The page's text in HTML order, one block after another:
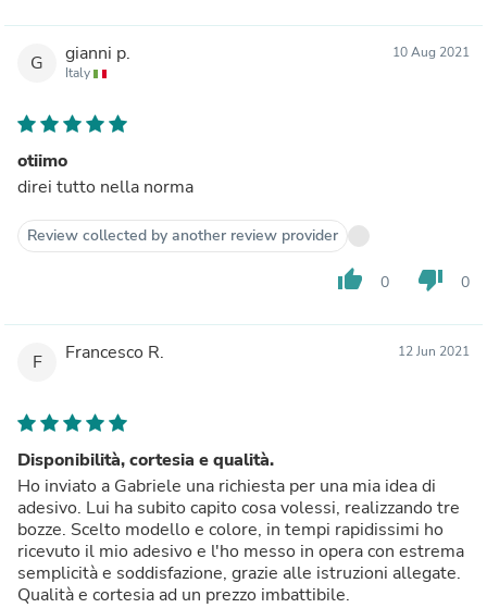
G gianni p.
Italy
10 Aug 2021
otiimo
direi tutto nella norma
Review collected by another review provider
thumb_up 0 thumb_down 0
F Francesco R. 12 Jun 2021
Disponibilità, cortesia e qualità.
Ho inviato a Gabriele una richiesta per una mia idea di
adesivo. Lui ha subito capito cosa volessi, realizzando tre
bozze. Scelto modello e colore, in tempi rapidissimi ho
ricevuto il mio adesivo e l'ho messo in opera con estrema
semplicità e soddisfazione, grazie alle istruzioni allegate.
Qualità e cortesia ad un prezzo imbattibile.